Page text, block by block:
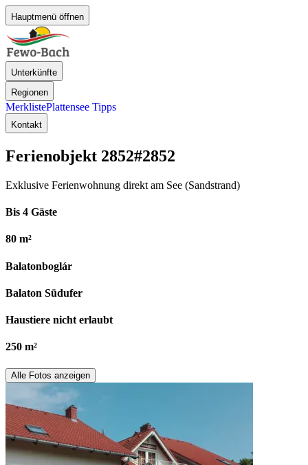
Hauptmenü öffnen
Unterkünfte
Regionen
MerklistePlattensee Tipps
Kontakt
Ferienobjekt 2852#2852
Exklusive Ferienwohnung direkt am See (Sandstrand)
Bis 4 Gäste
80 m²
Balatonboglár
Balaton Südufer
Haustiere nicht erlaubt
250 m²
Alle Fotos anzeigen